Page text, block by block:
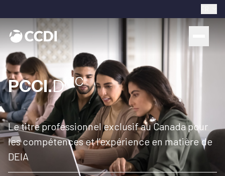
PCCI.DMC
Le titre professionnel exclusif au Canada pour
les compétences et l’expérience en matière de
DEIA